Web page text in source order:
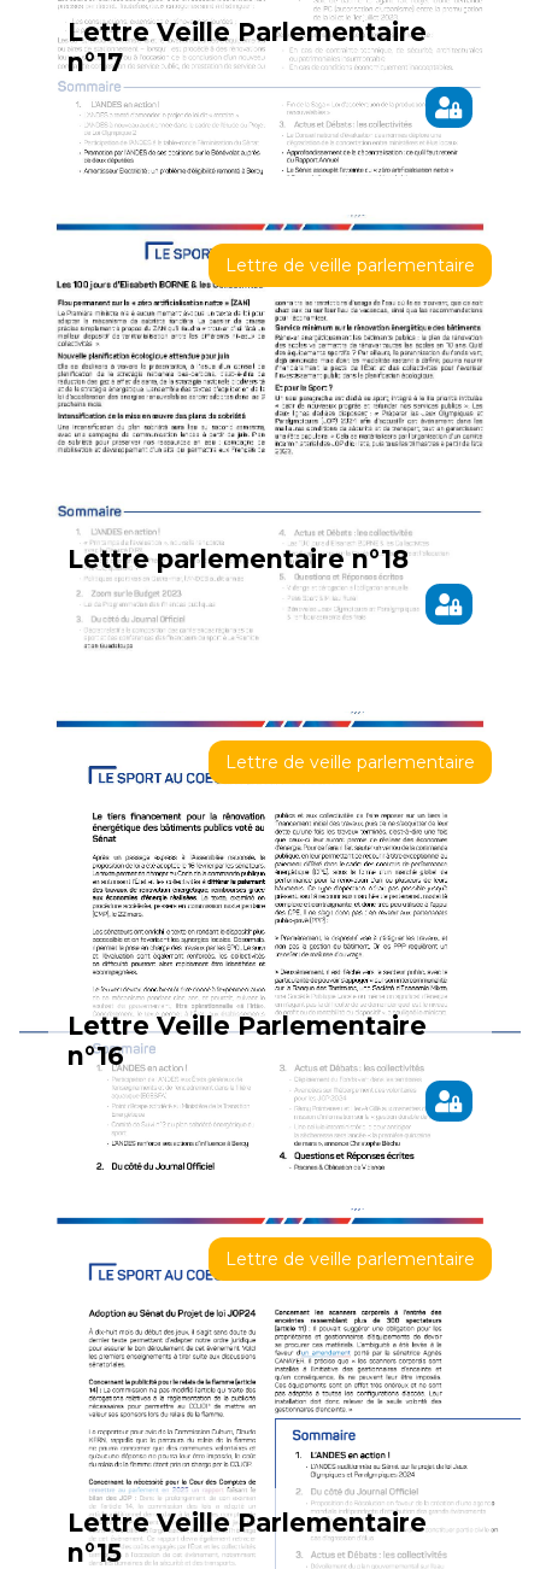
Lettre Veille Parlementaire
n°17
Lettre de veille parlementaire
Lettre parlementaire n°18
Lettre de veille parlementaire
Lettre Veille Parlementaire
n°16
Lettre de veille parlementaire
Lettre Veille Parlementaire
n°15